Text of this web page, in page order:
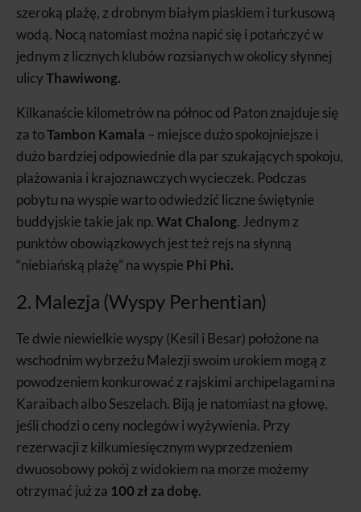
szeroką plażę, z drobnym białym piaskiem i turkusową
wodą. Nocą natomiast można napić się i potańczyć w
jednym z licznych klubów rozsianych w okolicy słynnej
ulicyThawiwong.
Kilkanaście kilometrów na północ od Paton znajduje się
za toTambon Kamala – miejsce dużo spokojniejsze i
dużo bardziej odpowiednie dla par szukających spokoju,
plażowania i krajoznawczych wycieczek. Podczas
pobytu na wyspie warto odwiedzić liczne świętynie
buddyjskie takie jak np.Wat Chalong. Jednym z
punktów obowiązkowych jest też rejs na słynną
“niebiańską plażę” na wyspie Phi Phi.
2. Malezja (Wyspy Perhentian)
Te dwie niewielkie wyspy (Kesil i Besar) położone na
wschodnim wybrzeżu Malezji swoim urokiem mogą z
powodzeniem konkurować z rajskimi archipelagami na
Karaibach albo Seszelach. Biją je natomiast na głowę,
jeśli chodzi o ceny noclegów i wyżywienia. Przy
rezerwacji z kilkumiesięcznym wyprzedzeniem
dwuosobowy pokój z widokiem na morze możemy
otrzymać już za 100 zł za dobę.